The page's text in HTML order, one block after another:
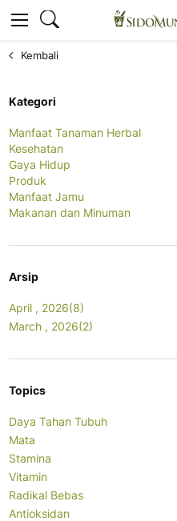
Kembali
Kategori
Manfaat Tanaman Herbal
Kesehatan
Gaya Hidup
Produk
Manfaat Jamu
Makanan dan Minuman
Arsip
April , 2026(8)
March , 2026(2)
Topics
Daya Tahan Tubuh
Mata
Stamina
Vitamin
Radikal Bebas
Antioksidan